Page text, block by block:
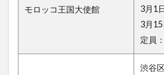
モロッコ王国大使館
3月1
3月
定員
渋谷